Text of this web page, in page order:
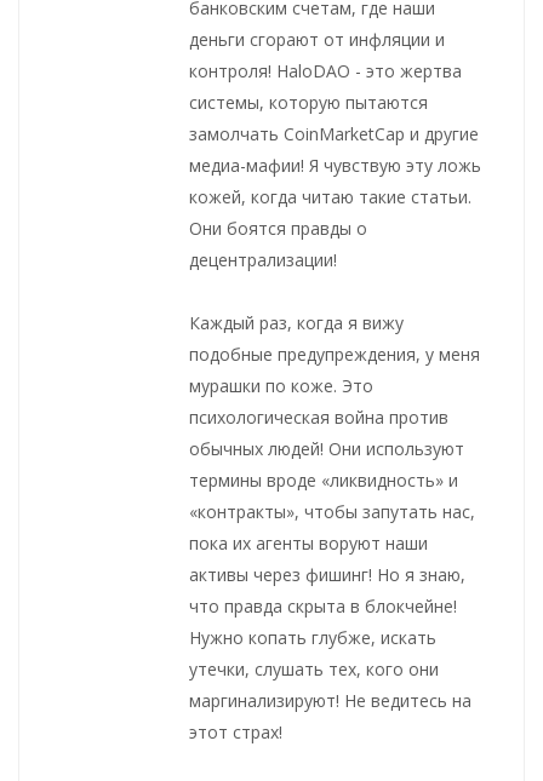
банковским счетам, где наши
деньги сгорают от инфляции и
контроля! HaloDAO - это жертва
системы, которую пытаются
замолчать CoinMarketCap и другие
медиа-мафии! Я чувствую эту ложь
кожей, когда читаю такие статьи.
Они боятся правды о
децентрализации!
Каждый раз, когда я вижу
подобные предупреждения, у меня
мурашки по коже. Это
психологическая война против
обычных людей! Они используют
термины вроде «ликвидность» и
«контракты», чтобы запутать нас,
пока их агенты воруют наши
активы через фишинг! Но я знаю,
что правда скрыта в блокчейне!
Нужно копать глубже, искать
утечки, слушать тех, кого они
маргинализируют! Не ведитесь на
этот страх!